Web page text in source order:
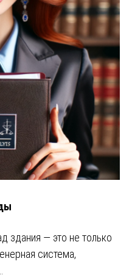
здания — это не только
система,